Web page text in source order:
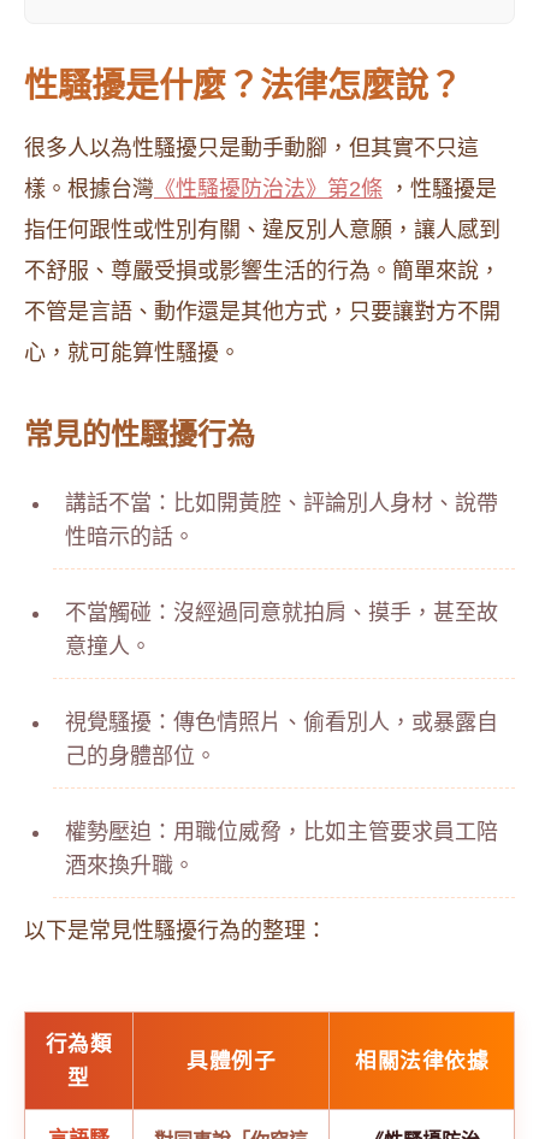
性騷擾是什麼？法律怎麼說？
很多人以為性騷擾只是動手動腳，但其實不只這
樣。根據台灣 《性騷擾防治法》第2條 ，性騷擾是
指任何跟性或性別有關、違反別人意願，讓人感到
不舒服、尊嚴受損或影響生活的行為。簡單來說，
不管是言語、動作還是其他方式，只要讓對方不開
心，就可能算性騷擾。
常見的性騷擾行為
講話不當：比如開黃腔、評論別人身材、說帶
性暗示的話。
不當觸碰：沒經過同意就拍肩、摸手，甚至故
意撞人。
視覺騷擾：傳色情照片、偷看別人，或暴露自
己的身體部位。
權勢壓迫：用職位威脅，比如主管要求員工陪
酒來換升職。
以下是常見性騷擾行為的整理：
行為類
型
具體例子 相關法律依據